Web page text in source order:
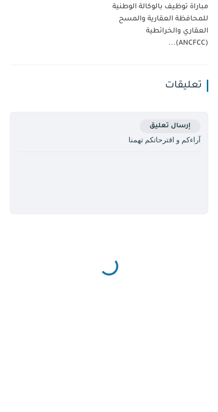
مباراة توظيف بالوكالة الوطنية
للمحافظة العقارية والمسح
العقاري والخرائطية
(ANCFCC)...
تعليقات
إرسال تعليق
آراءكم و اقترحاتكم تهمنا